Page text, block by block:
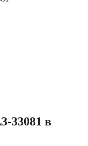
33081 в